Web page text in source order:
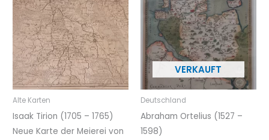
Alte Karten
Isaak Tirion (1705 – 1765)
Neue Karte der Meierei von
Deutschland
Abraham Ortelius (1527 –
1598)